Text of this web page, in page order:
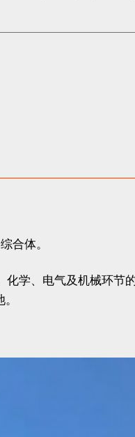
合体。
学、电气及机械环节